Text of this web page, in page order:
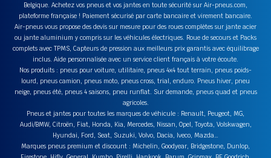
Belgique. Achetez vos pneus et vos jantes en toute sécurité sur Air-pneus.com,
plateforme française ! Paiement sécurisé par carte bancaire et virement bancaire.
Air-pneus vous propose des devis sur mesure pour des roues complètes sur jante acier
ou jante aluminium y compris sur les véhicules électriques. Roue de secours et Packs
complets avec TPMS, Capteurs de pression aux meilleurs prix garantis avec équilibrage
inclus. Aide personnalisée avec un service client français à votre écoute.
Nos produits : pneus pour voiture, utilitaire, pneus 4x4 tout terrain, pneus poids-
lourd, pneus camion, pneus moto, pneus cross, trial, enduro. Pneus hiver, pneu
neige, pneus été, pneus 4 saisons, pneu runflat. Sur demande, pneus quad et pneus
agricoles.
Pneus et jantes pour toutes les marques de véhicule : Renault, Peugeot, MG,
Audi/BMW, Citroën, Fiat, Honda, Kia, Mercedes, Nissan, Opel, Toyota, Volskwagen,
Hyundai, Ford, Seat, Suzuki, Volvo, Dacia, Iveco, Mazda…
Marques pneus premium et discount : Michelin, Goodyear, Bridgestone, Dunlop,